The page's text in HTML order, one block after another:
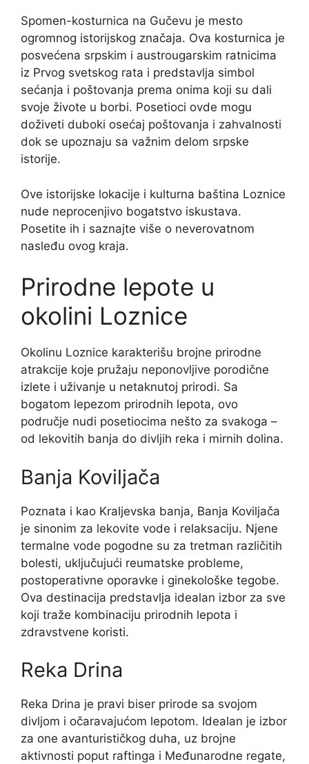
Spomen-kosturnica na Gučevu je mesto
ogromnog istorijskog značaja. Ova kosturnica je
posvećena srpskim i austrougarskim ratnicima
iz Prvog svetskog rata i predstavlja simbol
sećanja i poštovanja prema onima koji su dali
svoje živote u borbi. Posetioci ovde mogu
doživeti duboki osećaj poštovanja i zahvalnosti
dok se upoznaju sa važnim delom srpske
istorije.
Ove istorijske lokacije i kulturna baština Loznice
nude neprocenjivo bogatstvo iskustava.
Posetite ih i saznajte više o neverovatnom
nasleđu ovog kraja.
Prirodne lepote u
okolini Loznice
Okolinu Loznice karakterišu brojne prirodne
atrakcije koje pružaju neponovljive porodične
izlete i uživanje u netaknutoj prirodi. Sa
bogatom lepezom prirodnih lepota, ovo
područje nudi posetiocima nešto za svakoga –
od lekovitih banja do divljih reka i mirnih dolina.
Banja Koviljača
Poznata i kao Kraljevska banja, Banja Koviljača
je sinonim za lekovite vode i relaksaciju. Njene
termalne vode pogodne su za tretman različitih
bolesti, uključujući reumatske probleme,
postoperativne oporavke i ginekološke tegobe.
Ova destinacija predstavlja idealan izbor za sve
koji traže kombinaciju prirodnih lepota i
zdravstvene koristi.
Reka Drina
Reka Drina je pravi biser prirode sa svojom
divljom i očaravajućom lepotom. Idealan je izbor
za one avanturističkog duha, uz brojne
aktivnosti poput raftinga i Međunarodne regate,